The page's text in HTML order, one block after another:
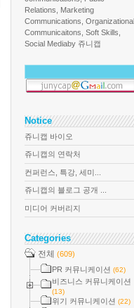
Relations, Marketing
Communications, Organizational
Communicaitons, Soft Skills,
Social Mediaby 쥬니캡
Notice
쥬니캡 바이오
쥬니캡의 연락처
컨퍼런스, 특강, 세미...
쥬니캡의 블로그 공개 ...
미디어 커버리지
Categories
전체 (609)
PR 커뮤니케이션 (62)
비즈니스 커뮤니케이션
(13)
위기 커뮤니케이션 (22)